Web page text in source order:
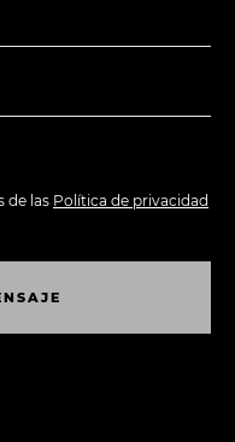
de las Política de privacidad
N SAJE